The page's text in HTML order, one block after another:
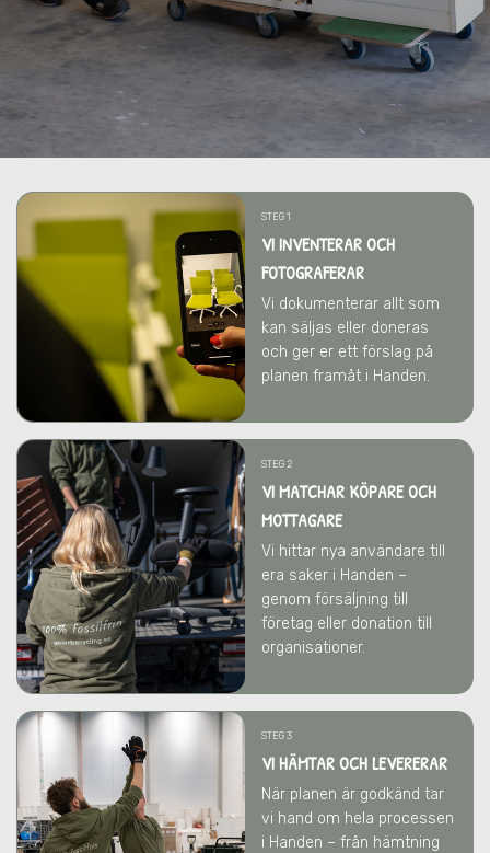
STEG 1
VI INVENTERAR OCH
FOTOGRAFERAR
Vi dokumenterar allt som
kan säljas eller doneras
och ger er ett förslag på
planen framåt i Handen.
STEG 2
VI MATCHAR KÖPARE OCH
MOTTAGARE
Vi hittar nya användare till
era saker i Handen –
genom försäljning till
företag eller donation till
organisationer.
STEG 3
VI HÄMTAR OCH LEVERERAR
När planen är godkänd tar
vi hand om hela processen
i Handen – från hämtning